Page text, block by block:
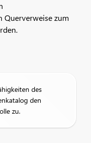
Querverweise zum
des
den
zu.